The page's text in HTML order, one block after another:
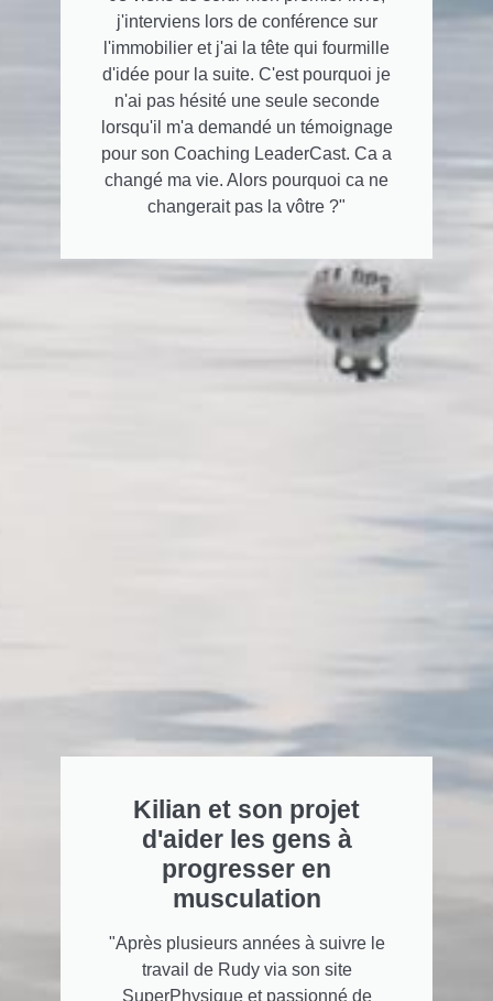
j'interviens lors de conférence sur
l'immobilier et j'ai la tête qui fourmille
d'idée pour la suite. C'est pourquoi je
n'ai pas hésité une seule seconde
lorsqu'il m'a demandé un témoignage
pour son Coaching LeaderCast. Ca a
changé ma vie. Alors pourquoi ca ne
changerait pas la vôtre ?"
Kilian et son projet
d'aider les gens à
progresser en
musculation
"Après plusieurs années à suivre le
travail de Rudy via son site
SuperPhysique et passionné de